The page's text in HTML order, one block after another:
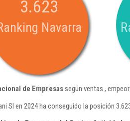
3.623
Navarra
de Empresassegún ventas ,
Sl en 2024 ha conseguido la posición